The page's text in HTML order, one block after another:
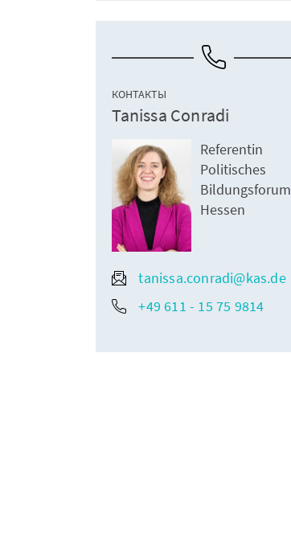
КОНТАКТЫ
Tanissa Conradi
Referentin
Politisches
Bildungsforum
Hessen
tanissa.conradi@kas.de
+49 611 - 15 75 9814